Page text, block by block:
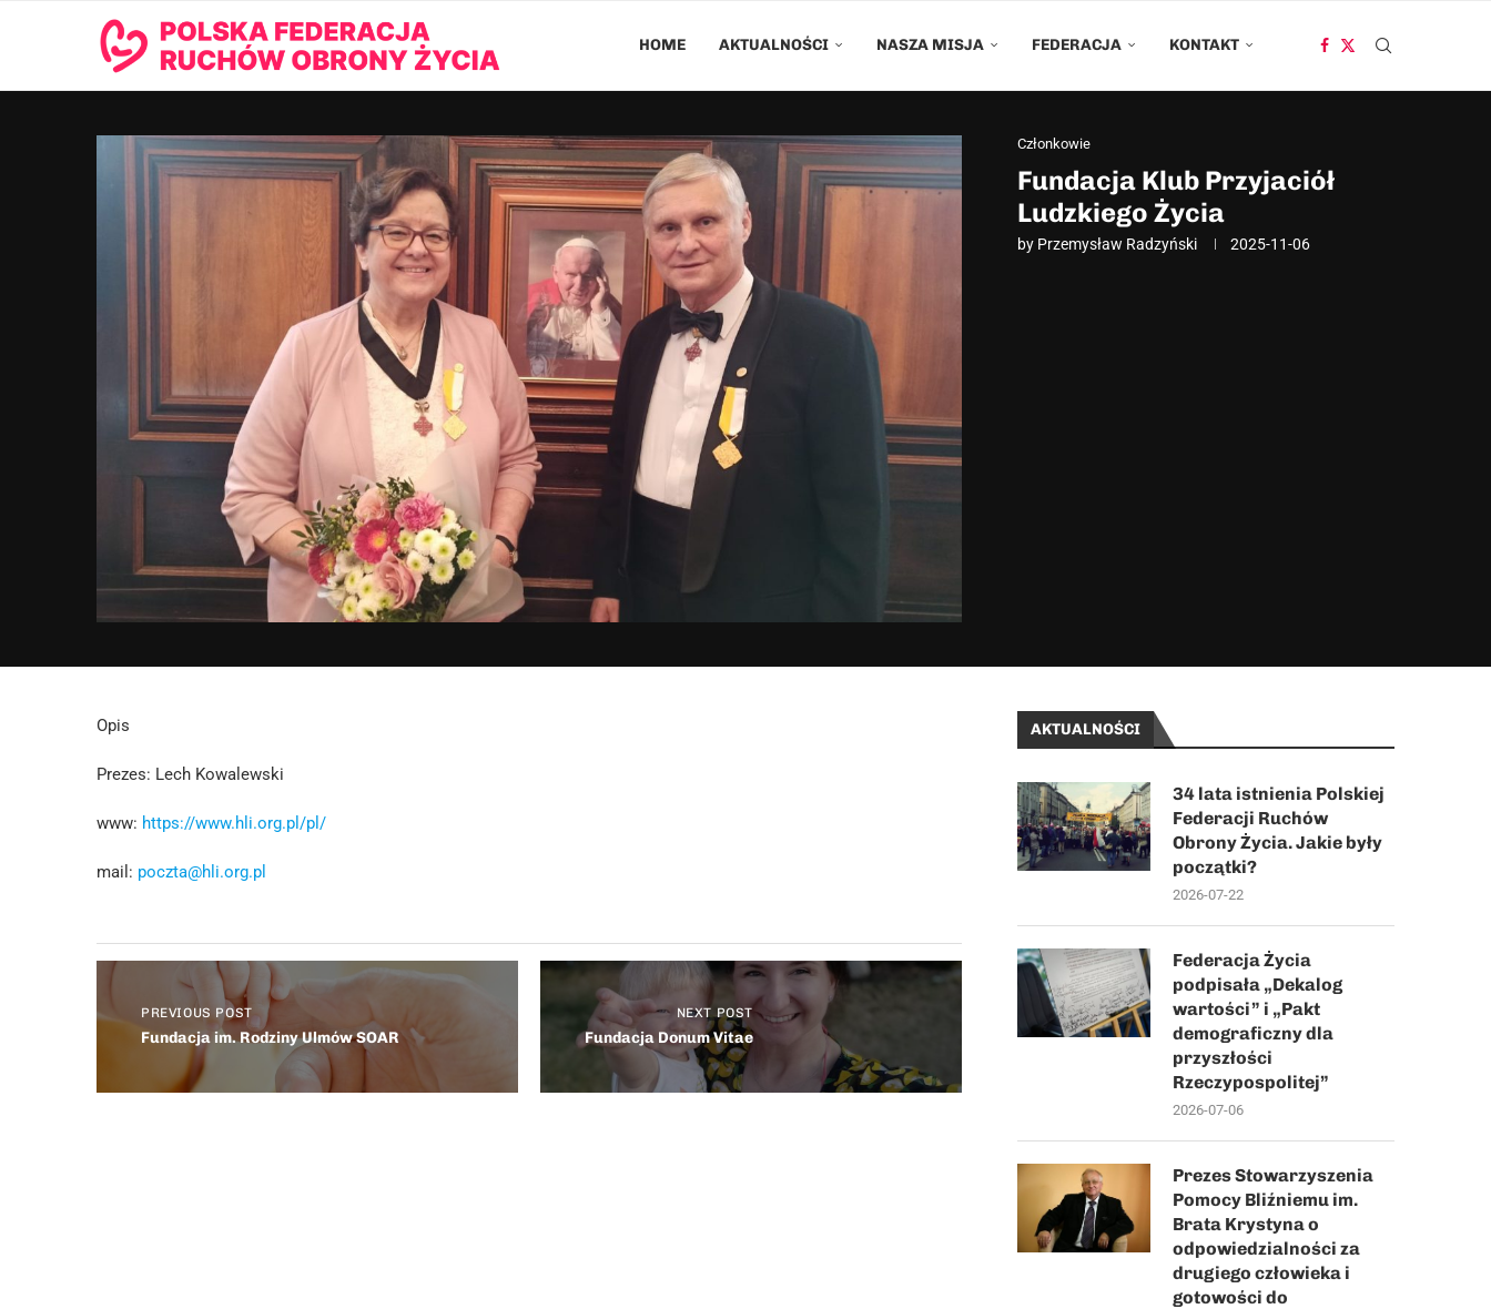
HOME AKTUALNOŚCI NASZA MISJA FEDERACJA KONTAKT
Członkowie
Fundacja Klub Przyjaciół
Ludzkiego Życia
by Przemysław Radzyński 2025-11-06
Opis
Prezes: Lech Kowalewski
www: https://www.hli.org.pl/pl/
mail: poczta@hli.org.pl
PREVIOUS POST
Fundacja im. Rodziny Ulmów SOAR
NEXT POST
Fundacja Donum Vitae
AKTUALNOŚCI
34 lata istnienia Polskiej
Federacji Ruchów
Obrony Życia. Jakie były
początki?
2026-07-22
Federacja Życia
podpisała „Dekalog
wartości” i „Pakt
demograficzny dla
przyszłości
Rzeczypospolitej”
2026-07-06
Prezes Stowarzyszenia
Pomocy Bliźniemu im.
Brata Krystyna o
odpowiedzialności za
drugiego człowieka i
gotowości do